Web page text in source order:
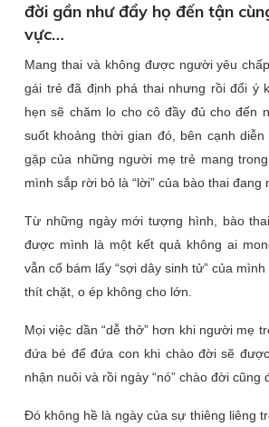
đời gần như đẩy họ đến tận
vực…
Mang thai và không được người yêu
gái trẻ đã định phá thai nhưng rồi đổi ý
hẹn sẽ chăm lo cho cô đầy đủ cho đến
suốt khoảng thời gian đó, bên cạnh
gặp của những người mẹ trẻ mang
mình sắp rời bỏ là “lời” của bào thai đang
Từ những ngày mới tượng hình, bào
được mình là một kết quả không ai
vẫn cố bám lấy “sợi dây sinh tử” của mình
thít chặt, o ép không cho lớn.
Mọi việc dần “dễ thở” hơn khi người mẹ
đứa bé để đứa con khi chào đời sẽ
nhận nuôi và rồi ngày “nó” chào đời cũng
Đó không hề là ngày của sự thiêng liêng